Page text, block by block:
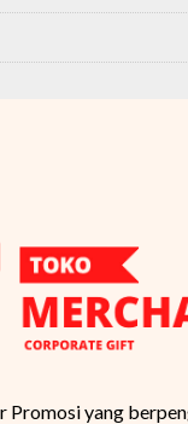
Promosi yang